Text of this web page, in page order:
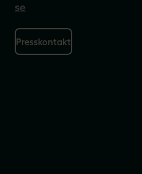
se
Presskontakt